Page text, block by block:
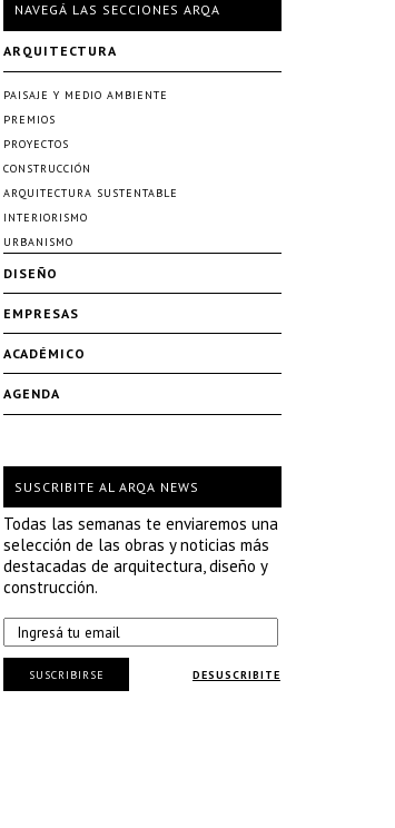
NAVEGÁ LAS SECCIONES ARQA
ARQUITECTURA
PAISAJE Y MEDIO AMBIENTE
PREMIOS
PROYECTOS
CONSTRUCCIÓN
ARQUITECTURA SUSTENTABLE
INTERIORISMO
URBANISMO
DISEÑO
EMPRESAS
ACADÉMICO
AGENDA
SUSCRIBITE AL ARQA NEWS
Todas las semanas te enviaremos una
selección de las obras y noticias más
destacadas de arquitectura, diseño y
construcción.
DESUSCRIBITE
SUSCRIBIRSE